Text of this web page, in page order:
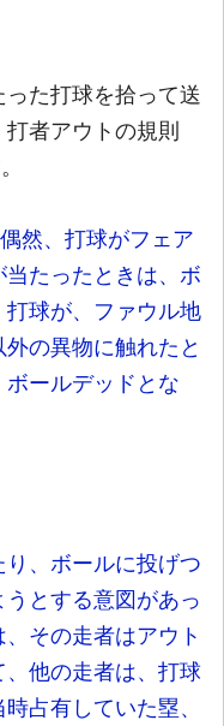
た打球を拾って送
者アウトの規則
然、打球がフェア
たったときは、ボ
球が、ファウル地
の異物に触れたと
ールデッドとな
り、ボールに投げつ
とする意図があっ
その走者はアウト
、他の走者は、打球
占有していた塁、